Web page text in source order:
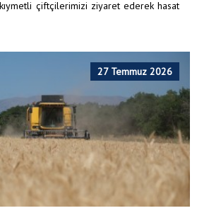
çiftçilerimizi ziyaret ederek hasat
27 Temmuz 2026